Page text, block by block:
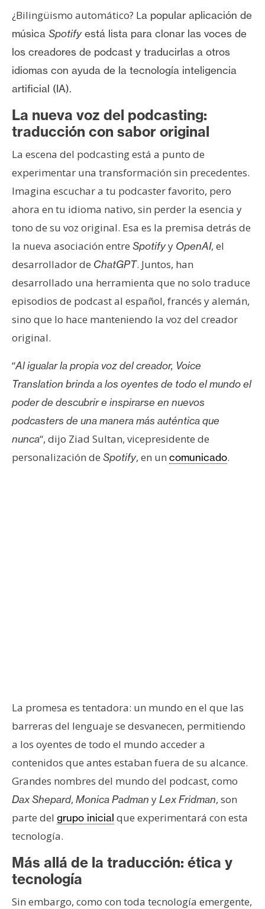
A
n
á
l
i
s
s
N
o
a
s
d
e
P
r
e
n
s
a
T
e
m
a
t
o
P
u
b
l
c
i
a
d
¿Bilingüismo automático? La popular aplicación de
música Spotifyestá lista para clonar las voces de
los creadores de podcast y traducirlas a otros
idiomas con ayuda de la tecnología inteligencia
artificial (IA).
La nueva voz del podcasting:
traducción con sabor original
La escena del podcasting está a punto de
experimentar una transformación sin precedentes.
Imagina escuchar a tu podcaster favorito, pero
ahora en tu idioma nativo, sin perder la esencia y
tono de su voz original. Esa es la premisa detrás de
la nueva asociación entre Spotifyy OpenAI, el
desarrollador de ChatGPT. Juntos, han
desarrollado una herramienta que no solo traduce
episodios de podcast al español, francés y alemán,
sino que lo hace manteniendo la voz del creador
original.
“Al igualar la propia voz del creador, Voice
Translation brinda a los oyentes de todo el mundo el
poder de descubrir e inspirarse en nuevos
podcasters de una manera más auténtica que
nunca“, dijo Ziad Sultan, vicepresidente de
personalización de Spotify, en un comunicado.
La promesa es tentadora: un mundo en el que las
barreras del lenguaje se desvanecen, permitiendo
a los oyentes de todo el mundo acceder a
contenidos que antes estaban fuera de su alcance.
Grandes nombres del mundo del podcast, como
Dax Shepard, Monica Padman yLex Fridman, son
parte del grupo inicial que experimentará con esta
tecnología.
Más allá de la traducción: ética y
tecnología
Sin embargo, como con toda tecnología emergente,